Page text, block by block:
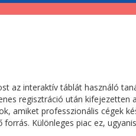
az interaktív táblát használó
regisztráció után
amiket professzionális cégek
Különleges piac ez,